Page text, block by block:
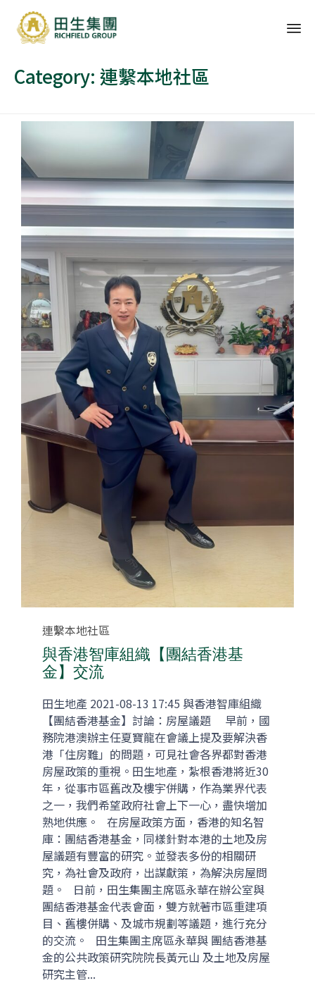
Category: 連繫本地社區
Category
連繫本地社區
與香港智庫組織【團結香港基
金】交流
田生地產 2021-08-13 17:45 與香港智庫組織
【團結香港基金】討論：房屋議題 早前，國
務院港澳辦主任夏寶龍在會議上提及要解決香
港「住房難」的問題，可見社會各界都對香港
房屋政策的重視。田生地產，紮根香港將近30
年，從事市區舊改及樓宇併購，作為業界代表
之一，我們希望政府社會上下一心，盡快增加
熟地供應。 在房屋政策方面，香港的知名智
庫：團結香港基金，同樣針對本港的土地及房
屋議題有豐富的研究。並發表多份的相關研
究，為社會及政府，出謀獻策，為解決房屋問
題。 日前，田生集團主席區永華在辦公室與
團結香港基金代表會面，雙方就著市區重建項
目、舊樓併購、及城市規劃等議題，進行充分
的交流。 田生集團主席區永華與 團結香港基
金的公共政策研究院院長黃元山 及土地及房屋
研究主管...